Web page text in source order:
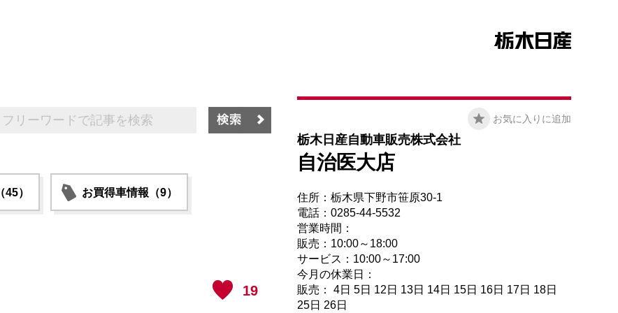
） お買得車情報（9）
19
お気に入りに追加
栃木日産自動車販売株式会社
自治医大店
住所：栃木県下野市笹原30-1
電話：0285-44-5532
営業時間：
販売：10:00～18:00
サービス：10:00～17:00
今月の休業日：
販売： 4日 5日 12日 13日 14日 15日 16日 17日 18日
25日 26日